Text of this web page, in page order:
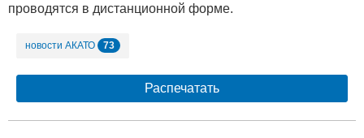
проводятся в дистанционной форме.
новости АКАТО 73
Распечатать